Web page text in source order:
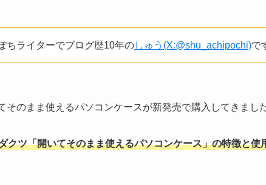
ちライターでブログ歴10年のしゅう(X:@shu_achipochi)で
そのまま使えるパソコンケースが新発売で購入してきました
クツ「開いてそのまま使えるパソコンケース」の特徴と使